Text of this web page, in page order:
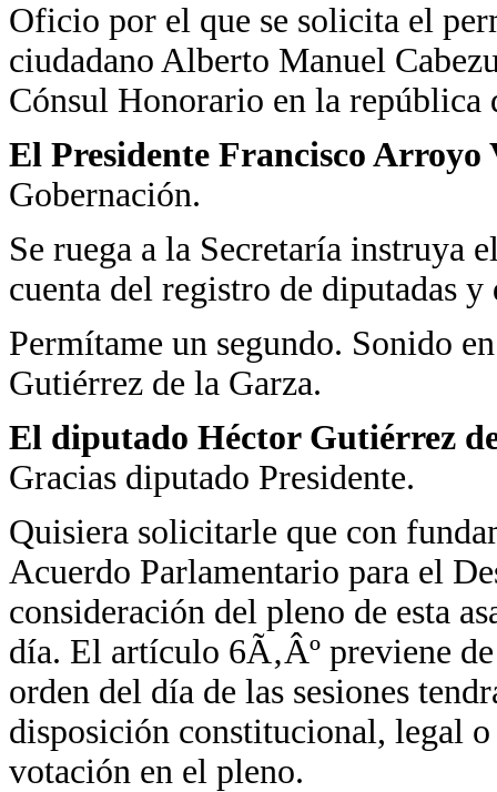
Oficio por el que se solicita el
ciudadano Alberto Manuel
Cónsul Honorario en la república
El Presidente Francisco
Gobernación.
Se ruega a la Secretaría instruya
cuenta del registro de diputadas y
Permítame un segundo. Sonido
Gutiérrez de la Garza.
El diputado Héctor Gutiérrez
Gracias diputado Presidente.
Quisiera solicitarle que con
Acuerdo Parlamentario para el
consideración del pleno de esta
día. El artículo 6Ã‚Âº previene
orden del día de las sesiones
disposición constitucional, legal
votación en el pleno.